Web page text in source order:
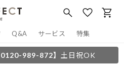
Q&A サービス 特集
0120-989-872】 土日祝OK